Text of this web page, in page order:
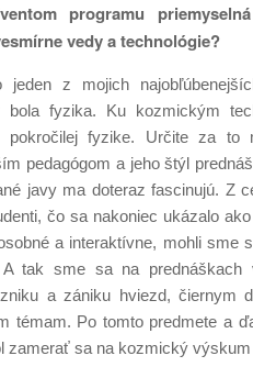
programu
vedy a technológie?
jeden z mojich
bola fyzika. Ku kozmickým
pokročilej fyzike. Určite za
pedagógom a jeho štýl
javy ma doteraz fascinujú. Z
čo sa nakoniec ukázalo
a interaktívne, mohli sme
A tak sme sa na prednáškach
a zániku hviezd, čiernym
témam. Po tomto predmete a
zamerať sa na kozmický